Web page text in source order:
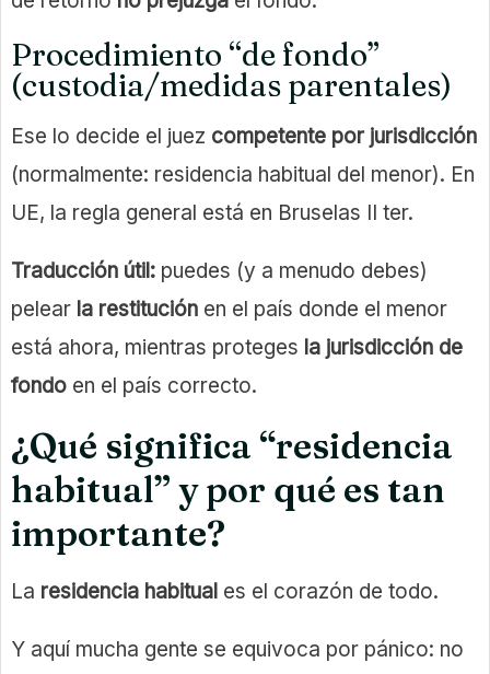
Procedimiento “de fondo”
(custodia/medidas parentales)
Ese lo decide el juez competente por jurisdicción
(normalmente: residencia habitual del menor). En
UE, la regla general está en Bruselas II ter.
Traducción útil: puedes (y a menudo debes)
pelear la restitución en el país donde el menor
está ahora, mientras proteges la jurisdicción de
fondo en el país correcto.
¿Qué significa “residencia
habitual” y por qué es tan
importante?
La residencia habitual es el corazón de todo.
Y aquí mucha gente se equivoca por pánico: no